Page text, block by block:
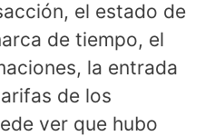
el estado de
de tiempo, el
la entrada
de los
ver que hubo